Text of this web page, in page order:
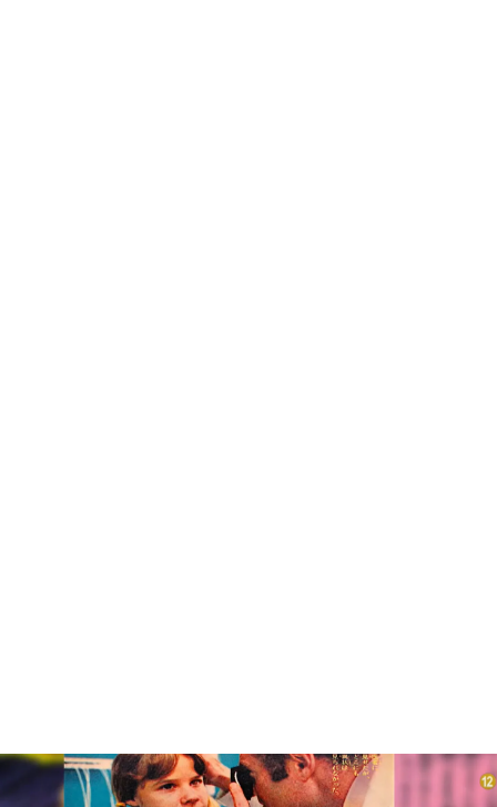
Iker Jiménez rememora 'El exorcista' 50 años después de su primera
proyección en España: el domingo a las 21.45 horas en 'Cuarto Milenio'